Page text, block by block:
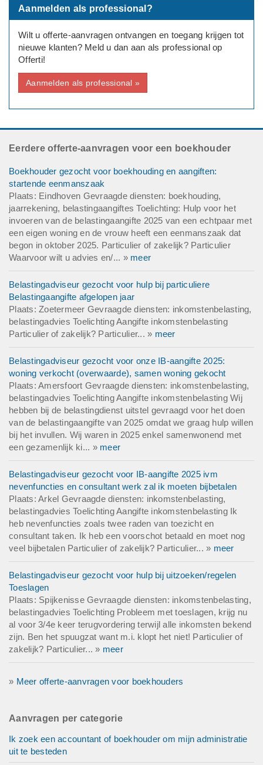
Aanmelden als professional?
Wilt u offerte-aanvragen ontvangen en toegang krijgen tot
nieuwe klanten? Meld u dan aan als professional op
Offerti!
Aanmelden als professional »
Eerdere offerte-aanvragen voor een boekhouder
Boekhouder gezocht voor boekhouding en aangiften:
startende eenmanszaak
Plaats: Eindhoven Gevraagde diensten: boekhouding,
jaarrekening, belastingaangiftes Toelichting: Hulp voor het
invoeren van de belastingaangifte 2025 van een echtpaar met
een eigen woning en de vrouw heeft een eenmanszaak dat
begon in oktober 2025. Particulier of zakelijk? Particulier
Waarvoor wilt u advies en/... » meer
Belastingadviseur gezocht voor hulp bij particuliere
Belastingaangifte afgelopen jaar
Plaats: Zoetermeer Gevraagde diensten: inkomstenbelasting,
belastingadvies Toelichting Aangifte inkomstenbelasting
Particulier of zakelijk? Particulier... » meer
Belastingadviseur gezocht voor onze IB-aangifte 2025:
woning verkocht (overwaarde), samen woning gekocht
Plaats: Amersfoort Gevraagde diensten: inkomstenbelasting,
belastingadvies Toelichting Aangifte inkomstenbelasting Wij
hebben bij de belastingdienst uitstel gevraagd voor het doen
van de belastingaangifte van 2025 omdat we graag hulp willen
bij het invullen. Wij waren in 2025 enkel samenwonend met
een gezamenlijk ki... » meer
Belastingadviseur gezocht voor IB-aangifte 2025 ivm
nevenfuncties en consultant werk zal ik moeten bijbetalen
Plaats: Arkel Gevraagde diensten: inkomstenbelasting,
belastingadvies Toelichting Aangifte inkomstenbelasting Ik
heb nevenfuncties zoals twee raden van toezicht en
consultant taken. Ik heb een voorschot betaald en moet nog
veel bijbetalen Particulier of zakelijk? Particulier... » meer
Belastingadviseur gezocht voor hulp bij uitzoeken/regelen
Toeslagen
Plaats: Spijkenisse Gevraagde diensten: inkomstenbelasting,
belastingadvies Toelichting Probleem met toeslagen, krijg nu
al voor 3/4e keer terugvordering terwijl alle inkomsten bekend
zijn. Ben het spuugzat want m.i. klopt het niet! Particulier of
zakelijk? Particulier... » meer
» Meer offerte-aanvragen voor boekhouders
Aanvragen per categorie
Ik zoek een accountant of boekhouder om mijn administratie
uit te besteden